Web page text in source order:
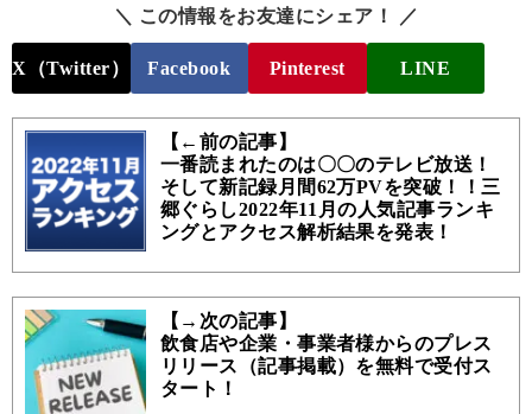
＼ この情報をお友達にシェア！ ／
X（Twitter） Facebook Pinterest LINE
【←前の記事】
一番読まれたのは〇〇のテレビ放送！
そして新記録月間62万PVを突破！！三
郷ぐらし2022年11月の人気記事ランキ
ングとアクセス解析結果を発表！
【→次の記事】
飲食店や企業・事業者様からのプレス
リリース（記事掲載）を無料で受付ス
タート！